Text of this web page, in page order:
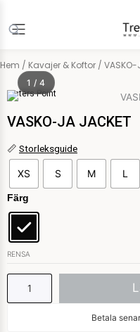
innehåll
Hem / Kavajer & Koftor / VASKO-
Sisters Point
1 / 4
VASKO-JA JACKET
📏 Storleksguide
XS S M L
Färg
RENSA
VASKO-
JA
JACKET
mängd
Betala